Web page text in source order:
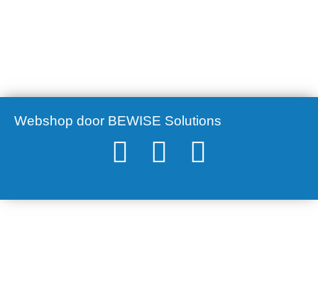
Webshop door BEWISE Solutions